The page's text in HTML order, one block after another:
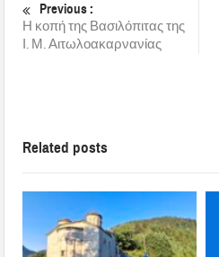
Previous :
Η κοπή της Βασιλόπιτας της
Ι. Μ. Αιτωλοακαρνανίας
Related posts